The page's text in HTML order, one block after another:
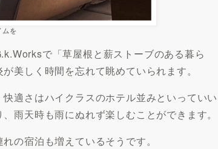
ムを
で「草屋根と薪ストーブのある暮ら
美しく時間を忘れて眺めていられます。
適さはハイクラスのホテル並みといっていい
雨天時も雨にぬれず楽しむことができます。
の宿泊も増えているそうです。